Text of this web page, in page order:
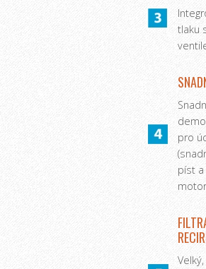
tlaku
pro
píst a